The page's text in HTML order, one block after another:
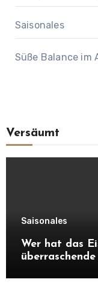
Saisonales
Süße Balance im
Versäumt
Saisonales
Wer hat das